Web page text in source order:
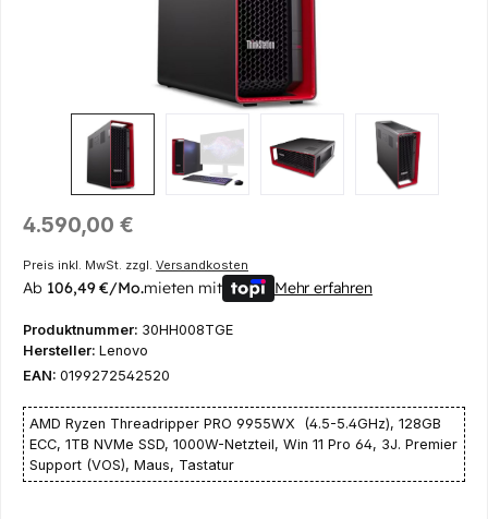
Regulärer Preis:
4.590,00 €
Preis inkl. MwSt. zzgl. Versandkosten
Ab 106,49 €/Mo.mieten mit Mehr erfahren
Produktnummer: 30HH008TGE
Hersteller: Lenovo
EAN: 0199272542520
AMD Ryzen Threadripper PRO 9955WX (4.5-5.4GHz), 128GB
ECC, 1TB NVMe SSD, 1000W-Netzteil, Win 11 Pro 64, 3J. Premier
Support (VOS), Maus, Tastatur